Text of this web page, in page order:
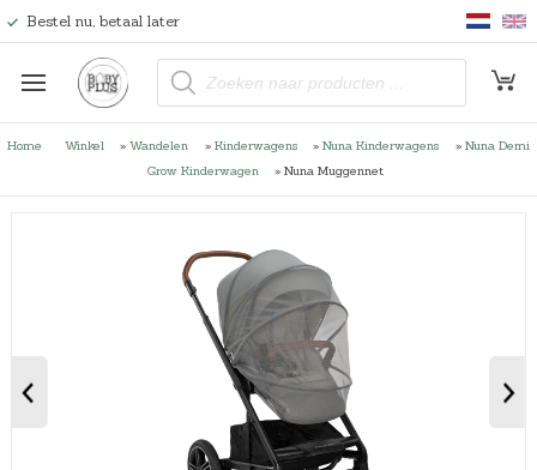
Bestel nu, betaal later
P
o
c
t
Home Winkel » Wandelen » Kinderwagens » Nuna Kinderwagens » Nuna Demi
Grow Kinderwagen
» Nuna Muggennet